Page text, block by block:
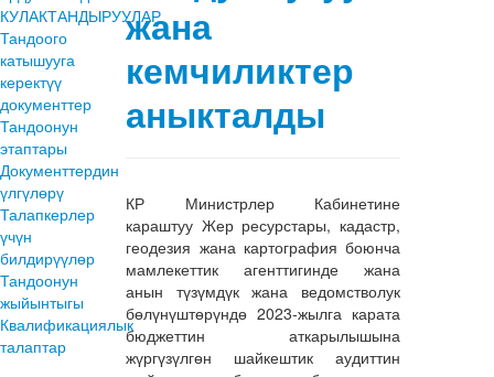
КУЛАКТАНДЫРУУЛАР
Тандоого
катышууга
керектүү
документтер
Тандоонун
этаптары
Документтердин
үлгүлөрү
Талапкерлер
үчүн
билдирүүлөр
Тандоонун
жыйынтыгы
Квалификациялык
талаптар
жана
кемчиликтер
аныкталды
КР Министрлер Кабинетине
караштуу Жер ресурстары, кадастр,
геодезия жана картография боюнча
мамлекеттик агенттигинде жана
анын түзүмдүк жана ведомстволук
бөлүнүштөрүндө 2023-жылга карата
бюджеттин аткарылышына
жүргүзүлгөн шайкештик аудиттин